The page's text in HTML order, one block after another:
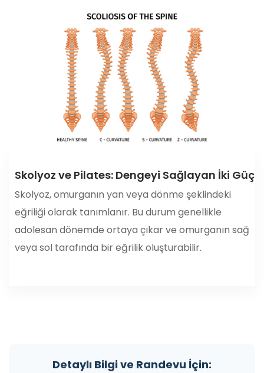
Skolyoz ve Pilates: Dengeyi Sağlayan İki Güç
Skolyoz, omurganın yan veya dönme şeklindeki
eğriliği olarak tanımlanır. Bu durum genellikle
adolesan dönemde ortaya çıkar ve omurganın sağ
veya sol tarafında bir eğrilik oluşturabilir.
Detaylı Bilgi ve Randevu İçin: